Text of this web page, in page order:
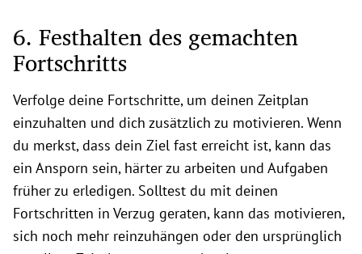
6. Festhalten des gemachten
Fortschritts
Verfolge deine Fortschritte, um deinen Zeitplan
einzuhalten und dich zusätzlich zu motivieren. Wenn
du merkst, dass dein Ziel fast erreicht ist, kann das
ein Ansporn sein, härter zu arbeiten und Aufgaben
früher zu erledigen. Solltest du mit deinen
Fortschritten in Verzug geraten, kann das motivieren,
sich noch mehr reinzuhängen oder den ursprünglich